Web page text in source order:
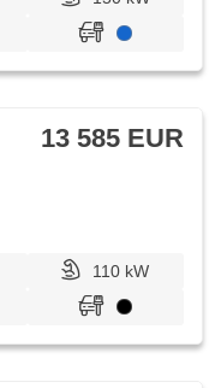
13 585 EUR
110 kW